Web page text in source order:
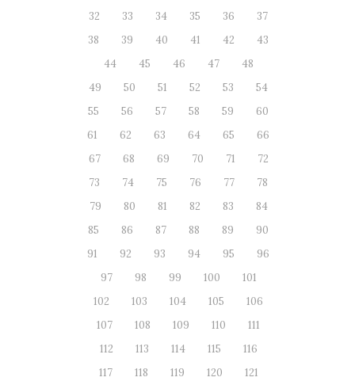
32
33 34 35 36
37
38
39 40 41 42
43
44
45 46 47
48
49
50 51 52 53
54
55
56 57 58 59
60
61
62 63 64 65
66
67
68 69 70 71
72
73
74 75 76 77
78
79
80 81 82 83
84
85
86 87 88 89
90
91
92 93 94 95
96
97
98 99 100
101
102
103 104 105
106
107
108 109 110
111
112
113 114 115
116
117
118 119 120
121